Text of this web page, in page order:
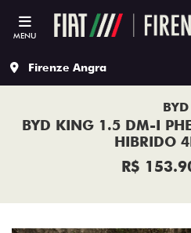
MENU
Firenze Angra
BYD
BYD KING 1.5 DM-I
HIBRIDO
R$